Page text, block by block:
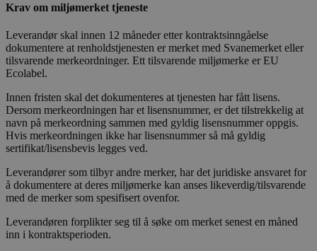
Krav om miljømerket tjeneste
Leverandør skal innen 12 måneder etter kontraktsinngåelse
dokumentere at renholdstjenesten er merket med Svanemerket eller
tilsvarende merkeordninger. Ett tilsvarende miljømerke er EU
Ecolabel.
Innen fristen skal det dokumenteres at tjenesten har fått lisens.
Dersom merkeordningen har et lisensnummer, er det tilstrekkelig at
navn på merkeordning sammen med gyldig lisensnummer oppgis.
Hvis merkeordningen ikke har lisensnummer så må gyldig
sertifikat/lisensbevis legges ved.
Leverandører som tilbyr andre merker, har det juridiske ansvaret for
å dokumentere at deres miljømerke kan anses likeverdig/tilsvarende
med de merker som spesifisert ovenfor.
Leverandøren forplikter seg til å søke om merket senest en måned
inn i kontraktsperioden.